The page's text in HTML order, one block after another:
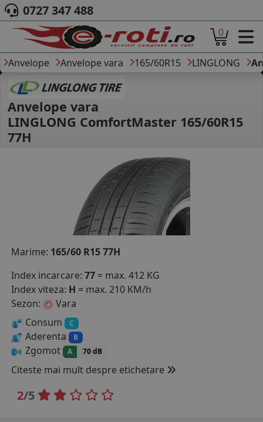
ACASA
DESPRE NOI
ANVELOPE
AUTO
CAMION
MOTO
DIMENSIUNI
PRODUCATORI ANVELOPE
MARCA AUTO
BLOG
B2B - COLABORARE COMPANII
COS ( 0 PRODUSE)
0727 347 488
0
Anvelope Anvelope vara 165/60R15 LINGLONG
Anvelope vara
LINGLONG ComfortMaster 165/60R15
77H
Marime: 165/60 R15 77H
Index incarcare: 77 = max. 412 KG
Index viteza: H = max. 210 KM/h
Sezon:
Vara
Consum
C
Aderenta B
Zgomot A 70 dB
Citeste mai mult despre etichetare
2/5